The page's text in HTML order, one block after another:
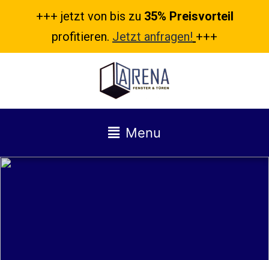
+++ jetzt von bis zu 35% Preisvorteil
profitieren. Jetzt anfragen! +++
Menu